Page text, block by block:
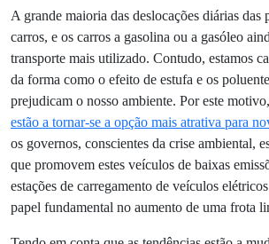
Voltar
A grande maioria das deslocações
feita por carros, e os carros a gasolina
são o meio de transporte mais utilizado.
cada vez mais cientes da forma como o
os poluentes atmosféricos prejudicam o
Por este motivo, os carros elétricos estão